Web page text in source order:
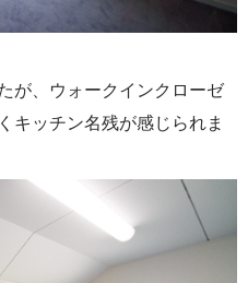
が、ウォークインクローゼ
キッチン名残が感じられま